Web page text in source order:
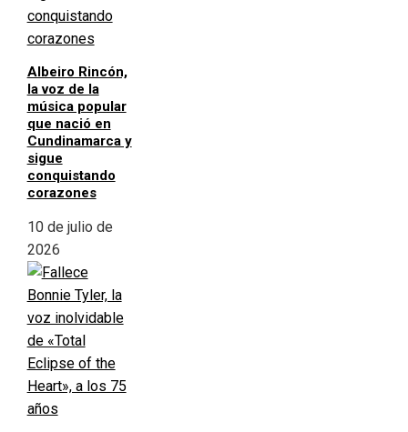
Albeiro Rincón,
la voz de la
música popular
que nació en
Cundinamarca y
sigue
conquistando
corazones
10 de julio de
2026